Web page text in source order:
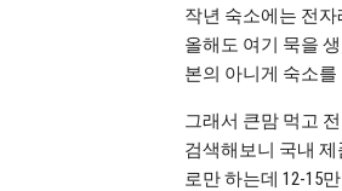
작년 숙소에는 전
올해도 여기 묵을
본의 아니게 숙소
그래서 큰맘 먹고
검색해보니 국내
로만 하는데 12-15